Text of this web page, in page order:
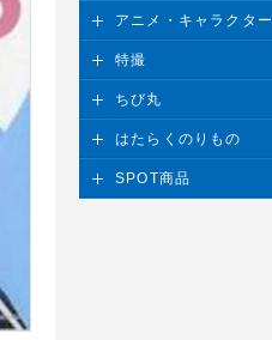
アニメ・キャラクター
特撮
ちび丸
はたらくのりもの
SPOT商品